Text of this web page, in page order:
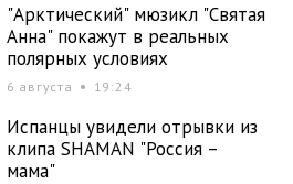
"Арктический" мюзикл "Святая
Анна" покажут в реальных
полярных условиях
6 августа 19:24
Испанцы увидели отрывки из
клипа SHAMAN "Россия –
мама"